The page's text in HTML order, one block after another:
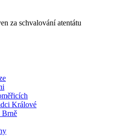
za schvalování atentátu
Králové
Brně